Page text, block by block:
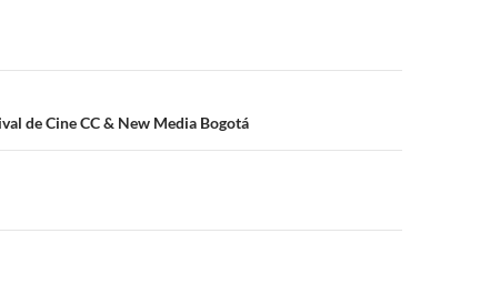
de Cine CC & New Media Bogotá